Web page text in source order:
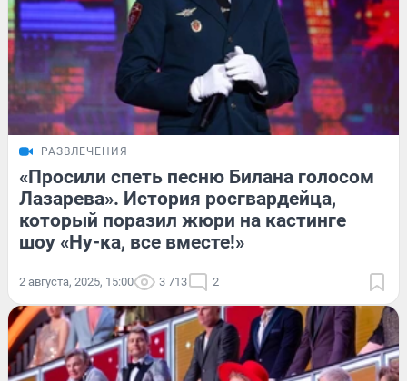
РАЗВЛЕЧЕНИЯ
«Просили спеть песню Билана голосом
Лазарева». История росгвардейца,
который поразил жюри на кастинге
шоу «Ну-ка, все вместе!»
2 августа, 2025, 15:00 3 713 2